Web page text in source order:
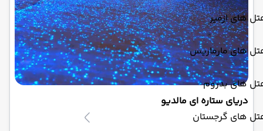
های ازمیر
های مارماریس
های بدروم
های گرجستان
دریای ستاره‌ ای مالدیو